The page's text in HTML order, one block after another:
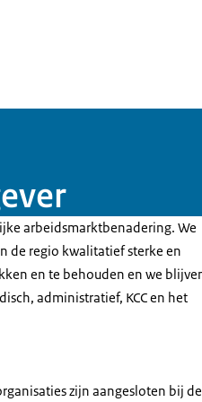
arbeidsmarktbenadering. We
de regio kwalitatief sterke en
en te behouden en we
administratief, KCC en het
zijn aangesloten bij